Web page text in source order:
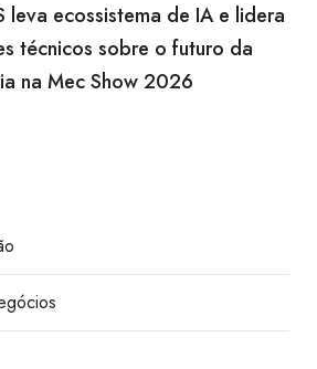
leva ecossistema de IA e lidera
técnicos sobre o futuro da
na Mec Show 2026